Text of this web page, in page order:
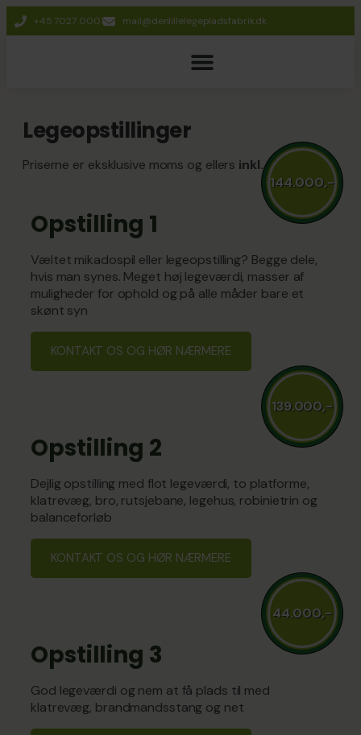
+45 7027 0001 mail@denlillelegepladsfabrik.dk
Legeopstillinger
Priserne er eksklusive moms og ellers inkl. alt
144.000,-
Opstilling 1
Væltet mikadospil eller legeopstilling? Begge dele,
hvis man synes. Meget høj legeværdi, masser af
muligheder for ophold og på alle måder bare et
skønt syn
KONTAKT OS OG HØR NÆRMERE
139.000,-
Opstilling 2
Dejlig opstilling med flot legeværdi, to platforme,
klatrevæg, bro, rutsjebane, legehus, robinietrin og
balanceforløb
KONTAKT OS OG HØR NÆRMERE
44.000,-
Opstilling 3
God legeværdi og nem at få plads til med
klatrevæg, brandmandsstang og net